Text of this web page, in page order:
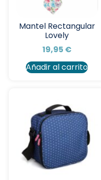
Mantel Rectangular
Lovely
19,95 €
Añadir al carrito